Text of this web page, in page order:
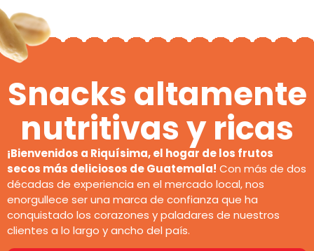
Snacks altamente
nutritivas y ricas
¡Bienvenidos a Riquísima, el hogar de los frutos
secos más deliciosos de Guatemala! Con más de dos
décadas de experiencia en el mercado local, nos
enorgullece ser una marca de confianza que ha
conquistado los corazones y paladares de nuestros
clientes a lo largo y ancho del país.